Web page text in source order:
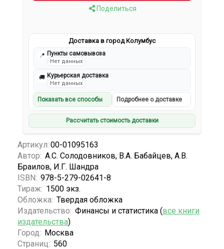
Поделиться
Доставка в город Колумбус
📍 Пункты самовывоза
Нет данных
🚚 Курьерская доставка
Нет данных
Показать все способы Подробнее о доставке
Рассчитать стоимость доставки
Артикул: 00-01095163
Автор: А.С. Солодовников, В.А. Бабайцев, А.В.
Браилов, И.Г. Шандра
ISBN: 978-5-279-02641-8
Тираж: 1500 экз.
Обложка: Твердая обложка
Издательство: Финансы и статистика (все книги
издательства)
Город: Москва
Страниц: 560